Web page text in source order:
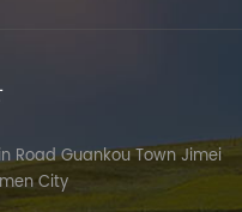
Road Guankou Town Jimei
City